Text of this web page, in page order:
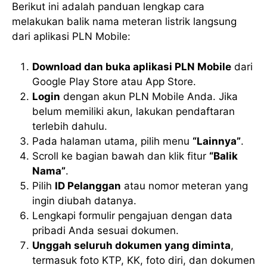
Berikut ini adalah panduan lengkap cara
melakukan balik nama meteran listrik langsung
dari aplikasi PLN Mobile:
Download dan buka aplikasi PLN Mobile dari
Google Play Store atau App Store.
Login dengan akun PLN Mobile Anda. Jika
belum memiliki akun, lakukan pendaftaran
terlebih dahulu.
Pada halaman utama, pilih menu “Lainnya”.
Scroll ke bagian bawah dan klik fitur “Balik
Nama”.
Pilih ID Pelanggan atau nomor meteran yang
ingin diubah datanya.
Lengkapi formulir pengajuan dengan data
pribadi Anda sesuai dokumen.
Unggah seluruh dokumen yang diminta,
termasuk foto KTP, KK, foto diri, dan dokumen